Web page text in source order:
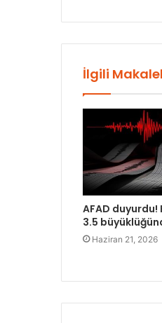
İlgili
AFAD duyurdu!
3.5
Haziran 21, 2026